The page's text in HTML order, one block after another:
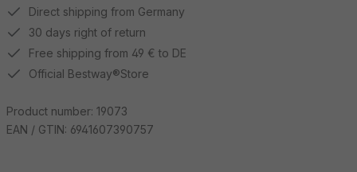
Direct shipping from Germany
30 days right of return
Free shipping from 49 € to DE
Official Bestway®Store
Product number: 19073
EAN / GTIN: 6941607390757